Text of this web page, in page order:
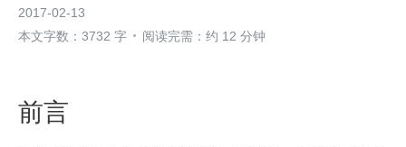
2017-02-13
本文字数：3732 字
阅读完需：约 12 分钟
前言